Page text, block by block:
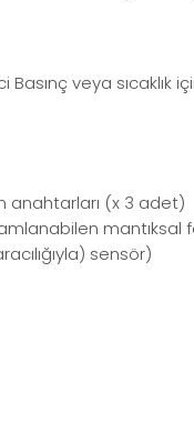
veya sıcaklık
anahtarları (x 3 adet)
mantıksal
sensör)